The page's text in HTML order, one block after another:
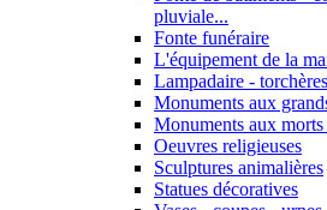
pluviale...
Fonte funéraire
L'équipement de la
Lampadaire -
Monuments aux
Monuments aux
Oeuvres religieuses
Sculptures animalières
Statues décoratives